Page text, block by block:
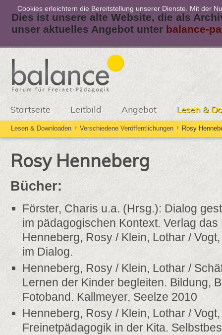
Dies ist unsere alte Website, die als
unser aktuelles Angebot unter balance-
Startseite Leitbild Angebot Lesen &
Lesen & Downloaden Verschiedene Veröffentlichungen Rosy
Rosy Henneberg
Bücher:
Förster, Charis u.a. (Hrsg.): Dialog
im pädagogischen Kontext. Verlag
Henneberg, Rosy / Klein, Lothar /
im Dialog.
Henneberg, Rosy / Klein, Lothar /
Lernen der Kinder begleiten. Bildung,
Fotoband. Kallmeyer, Seelze 2010
Henneberg, Rosy / Klein, Lothar /
Freinetpädagogik in der Kita.
Cookies erleichtern die Bereitstellung unserer Dienste. Mit der